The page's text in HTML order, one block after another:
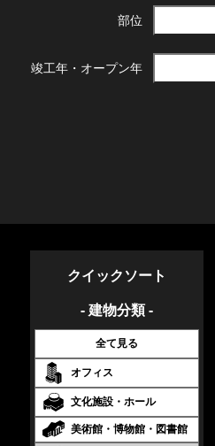
部位
竣工年・ オープン年
クイックソート
- 建物分類 -
全て見る
オフィス
文化施設・ホール
美術館・博物館・図書館